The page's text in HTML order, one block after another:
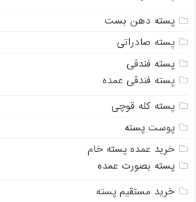
پسته دهن بست
پسته صادراتی
پسته فندقی
پسته فندقی عمده
پسته کله قوچی
پوست پسته
خرید عمده پسته خام
پسته بصورت عمده
خرید مستقیم پسته